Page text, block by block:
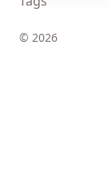
© 2026